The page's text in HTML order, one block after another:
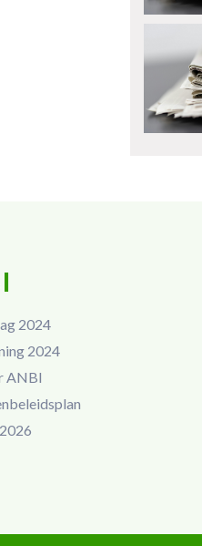
2024
2024
ANBI